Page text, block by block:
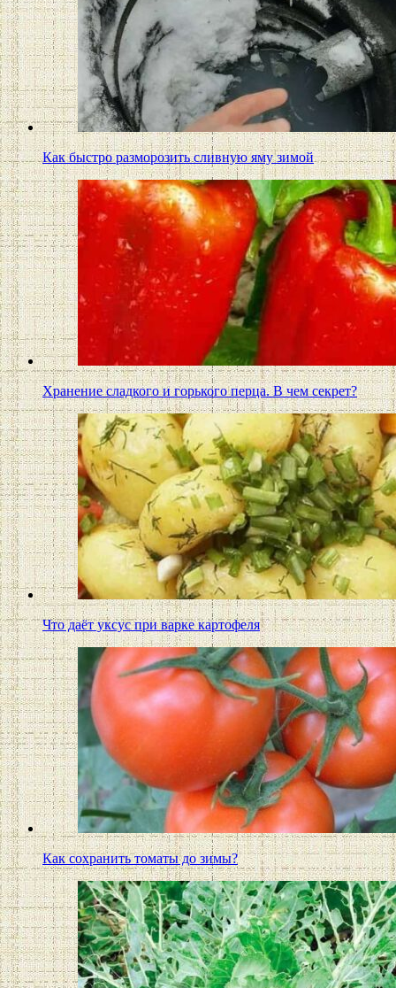
Как быстро разморозить сливную яму зимой
Хранение сладкого и горького перца. В чем секрет?
Что даёт уксус при варке картофеля
Как сохранить томаты до зимы?